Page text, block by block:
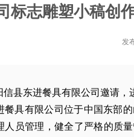
标志雕塑小稿创
发
信县东进餐具有限公司邀请，
餐具有限公司位于中国东部
人员管理，健全了严格的质